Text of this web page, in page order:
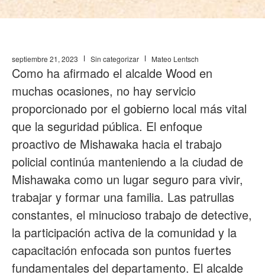
septiembre 21, 2023 Sin categorizar Mateo Lentsch
Como ha afirmado el alcalde Wood en
muchas ocasiones, no hay servicio
proporcionado por el gobierno local más vital
que la seguridad pública. El enfoque
proactivo de Mishawaka hacia el trabajo
policial continúa manteniendo a la ciudad de
Mishawaka como un lugar seguro para vivir,
trabajar y formar una familia. Las patrullas
constantes, el minucioso trabajo de detective,
la participación activa de la comunidad y la
capacitación enfocada son puntos fuertes
fundamentales del departamento. El alcalde